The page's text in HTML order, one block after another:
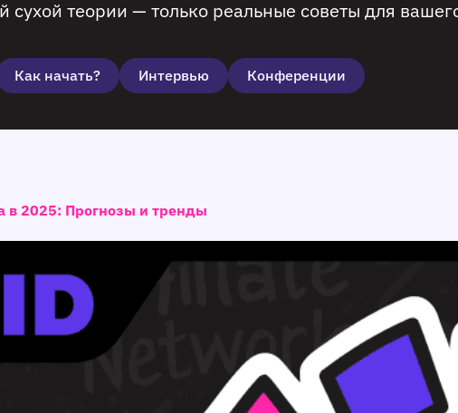
сухой теории — только реальные советы для
Как начать? Интервью Конференции
в 2025: Прогнозы и тренды